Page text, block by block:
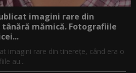
imagini rare din
mămică. Fotografiile
imagini rare din tinerețe, când era o
au...